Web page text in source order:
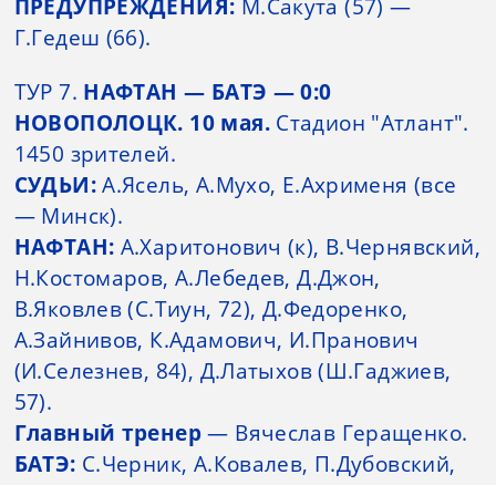
ПРЕДУПРЕЖДЕНИЯ: М.Сакута (57) —
Г.Гедеш (66).
ТУР 7. НАФТАН — БАТЭ — 0:0
НОВОПОЛОЦК. 10 мая. Стадион "Атлант".
1450 зрителей.
СУДЬИ:А.Ясель, А.Мухо, Е.Ахрименя (все
— Минск).
НАФТАН: А.Харитонович (к), В.Чернявский,
Н.Костомаров, А.Лебедев, Д.Джон,
В.Яковлев (С.Тиун, 72), Д.Федоренко,
А.Зайнивов, К.Адамович, И.Пранович
(И.Селезнев, 84), Д.Латыхов (Ш.Гаджиев,
57).
Главный тренер— Вячеслав Геращенко.
БАТЭ: С.Черник, А.Ковалев, П.Дубовский,